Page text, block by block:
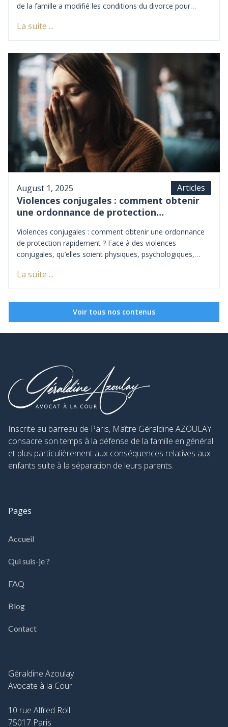
de la famille a modifié les conditions du divorce pour
séparation suffit pour engager une telle procédure, contre
totalement les délais procéduraux. Le juge ne peut en effet
prononcer le divorce qu’au moins un an après l’assignation.
La suite ...
August 1, 2025 Articles
Violences conjugales : comment obtenir
une ordonnance de protection
Violences conjugales : comment obtenir une ordonnance
de protection rapidement ? Face à des violences
conjugales, qu’elles soient physiques, psychologiques,
sécurité. En France, la loi permet aux victimes de
des mesures immédiates pour protéger la victime et, le
cas échéant, ses enfants. Voici ce qu’il faut savoir pour
l’obtenir rapidement.
La suite ...
Voir tous nos contenus
Inscrite au barreau de Paris, Maître Géraldine AZOULAY
consacre son temps à la défense de la famille en général
et plus particulièrement aux conséquences relatives aux
enfants suite à la séparation de leurs parents.
Pages
Accueil
Qui suis-je ?
FAQ
Blog
Contact
Géraldine Azoulay
Avocate à la Cour
10 rue Alfred Roll
75017 Paris